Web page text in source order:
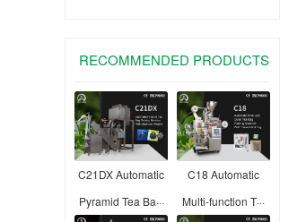
RECOMMENDED PRODUCTS
C21DX Automatic
Pyramid Tea Ba···
C18 Automatic
Multi-function T···